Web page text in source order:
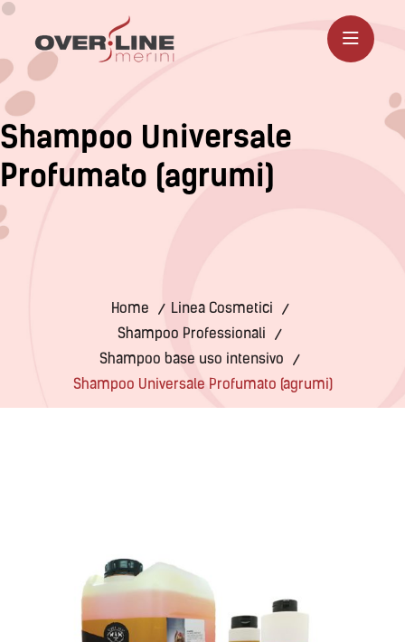
Shampoo Universale
Profumato (agrumi)
Home
Linea Cosmetici
Shampoo Professionali
Shampoo base uso intensivo
Shampoo Universale Profumato (agrumi)